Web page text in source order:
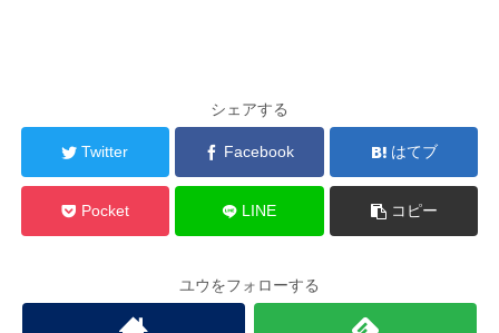
シェアする
Twitter Facebook はてブ
Pocket LINE コピー
ユウをフォローする